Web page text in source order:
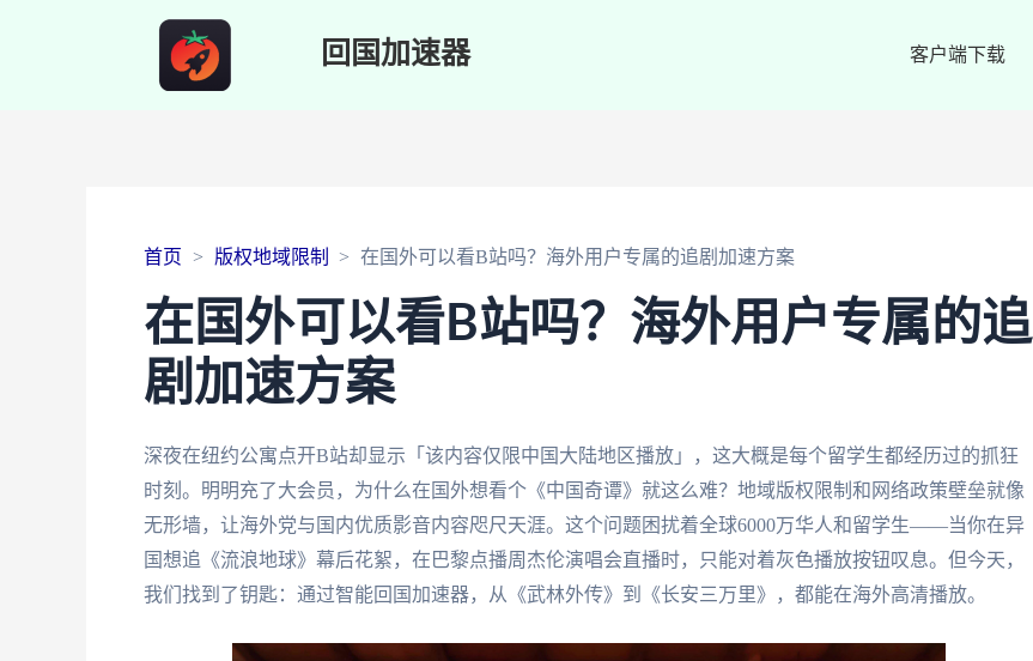
回国加速器 客户端下载
首页 版权地域限制 在国外可以看B站吗？海外用户专属的追剧加速方案
在国外可以看B站吗？海外用户专属的追
剧加速方案
深夜在纽约公寓点开B站却显示「该内容仅限中国大陆地区播放」，这大概是每个留学生都经历过的抓狂
时刻。明明充了大会员，为什么在国外想看个《中国奇谭》就这么难？地域版权限制和网络政策壁垒就像
无形墙，让海外党与国内优质影音内容咫尺天涯。这个问题困扰着全球6000万华人和留学生——当你在异
国想追《流浪地球》幕后花絮，在巴黎点播周杰伦演唱会直播时，只能对着灰色播放按钮叹息。但今天，
我们找到了钥匙：通过智能回国加速器，从《武林外传》到《长安三万里》，都能在海外高清播放。